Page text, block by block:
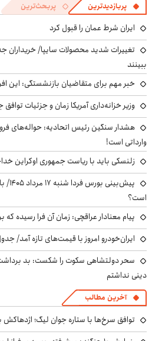
پربازدیدترین پربحث‌ترین
ایران شرط عمان را قبول کرد
ببینند
خبر مهم برای متقاضیان بازنشستگی: این افراد باید ۵ سال
وزیر خزانه‌داری آمریکا زمان و جزئیات توافق
هشدار سنگین رئیس اتحادیه: حواله‌های
وارداتی است!
زلنسکی باید با ریاست جمهوری اوکراین
است؟
پیام معنادار عراقچی: زمان آن فرا رسیده که
ایران‌خودرو امروز با قیمت‌های تازه آمد/ جدول جمعه ۱۶
سحر دولتشاهی سکوت را شکست: بد
دینی نداشتم
آخرین مطالب
توافق سرخ‌ها با ستاره جوان لیگ؛